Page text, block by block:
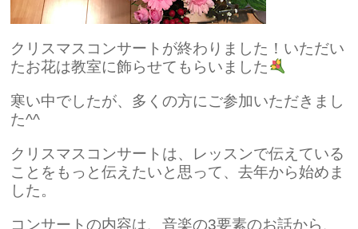
クリスマスコンサートが終わりました！いただい
たお花は教室に飾らせてもらいました
寒い中でしたが、多くの方にご参加いただきまし
た^^
クリスマスコンサートは、レッスンで伝えている
ことをもっと伝えたいと思って、去年から始めま
した。
コンサートの内容は、音楽の3要素のお話から、